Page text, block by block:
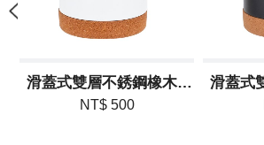
滑蓋式雙層不銹鋼橡木軟底杯 400ML-白色
NT$ 500